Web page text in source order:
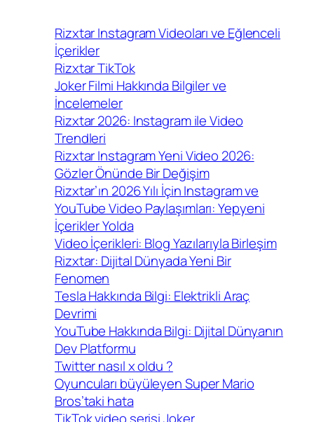
Rizxtar Instagram Videoları ve Eğlenceli
İçerikler
Rizxtar TikTok
Joker Filmi Hakkında Bilgiler ve
İncelemeler
Rizxtar 2026: Instagram ile Video
Trendleri
Rizxtar Instagram Yeni Video 2026:
Gözler Önünde Bir Değişim
Rizxtar’ın 2026 Yılı İçin Instagram ve
YouTube Video Paylaşımları: Yepyeni
İçerikler Yolda
Video İçerikleri: Blog Yazılarıyla Birleşim
Rizxtar: Dijital Dünyada Yeni Bir
Fenomen
Tesla Hakkında Bilgi: Elektrikli Araç
Devrimi
YouTube Hakkında Bilgi: Dijital Dünyanın
Dev Platformu
Twitter nasıl x oldu ?
Oyuncuları büyüleyen Super Mario
Bros’taki hata